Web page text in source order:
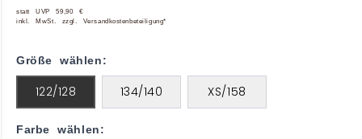
statt UVP 59,90 €
inkl. MwSt. zzgl. Versandkostenbeteiligung*
Größe wählen:
122/128 134/140 XS/158
Farbe wählen: